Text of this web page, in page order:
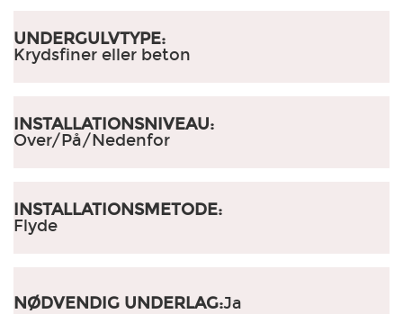
UNDERGULVTYPE:
Krydsfiner eller beton
INSTALLATIONSNIVEAU:
Over/På/Nedenfor
INSTALLATIONSMETODE:
Flyde
NØDVENDIG UNDERLAG:Ja